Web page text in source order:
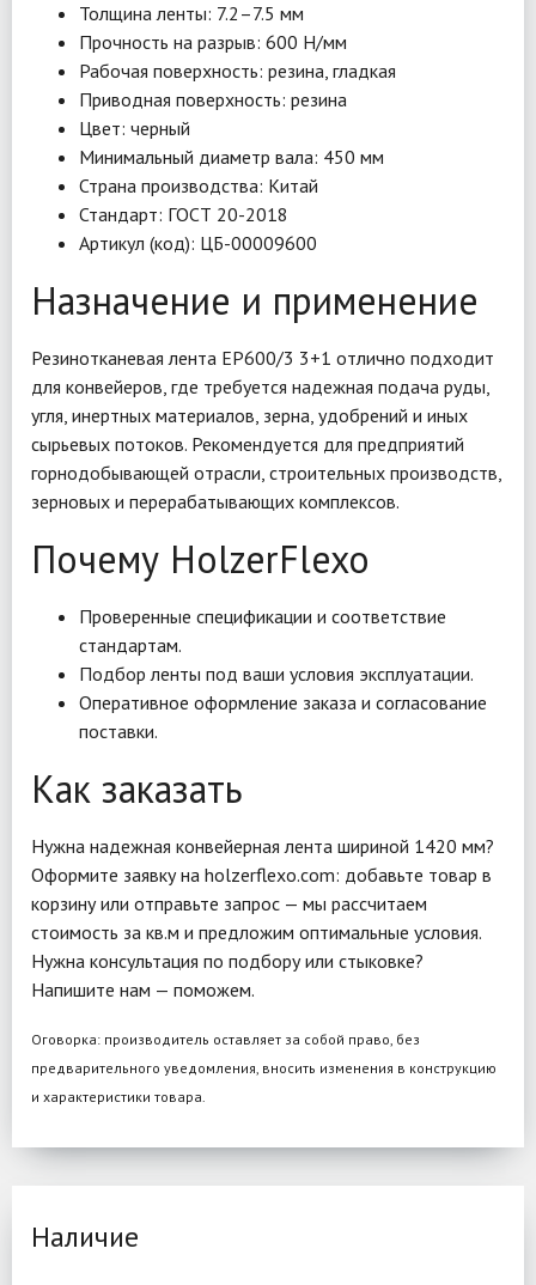
Толщина ленты: 7.2–7.5 мм
Прочность на разрыв: 600 Н/мм
Рабочая поверхность: резина, гладкая
Приводная поверхность: резина
Цвет: черный
Минимальный диаметр вала: 450 мм
Страна производства: Китай
Стандарт: ГОСТ 20-2018
Артикул (код): ЦБ-00009600
Назначение и применение
Резинотканевая лента EP600/3 3+1 отлично подходит
для конвейеров, где требуется надежная подача руды,
угля, инертных материалов, зерна, удобрений и иных
сырьевых потоков. Рекомендуется для предприятий
горнодобывающей отрасли, строительных производств,
зерновых и перерабатывающих комплексов.
Почему HolzerFlexo
Проверенные спецификации и соответствие
стандартам.
Подбор ленты под ваши условия эксплуатации.
Оперативное оформление заказа и согласование
поставки.
Как заказать
Нужна надежная конвейерная лента шириной 1420 мм?
Оформите заявку на holzerflexo.com: добавьте товар в
корзину или отправьте запрос — мы рассчитаем
стоимость за кв.м и предложим оптимальные условия.
Нужна консультация по подбору или стыковке?
Напишите нам — поможем.
Оговорка: производитель оставляет за собой право, без
предварительного уведомления, вносить изменения в конструкцию
и характеристики товара.
Наличие